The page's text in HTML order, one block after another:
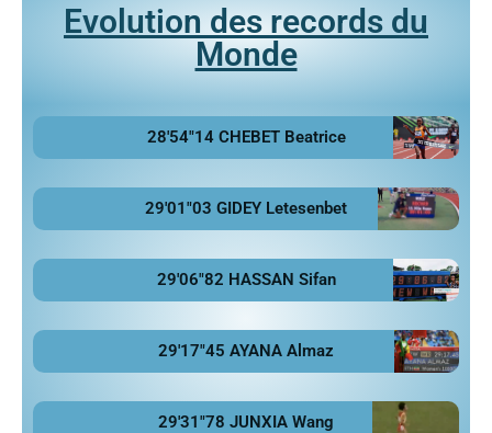
Evolution des records du
Monde
28'54"14 CHEBET Beatrice
29'01"03 GIDEY Letesenbet
29'06"82 HASSAN Sifan
29'17"45 AYANA Almaz
29'31"78 JUNXIA Wang